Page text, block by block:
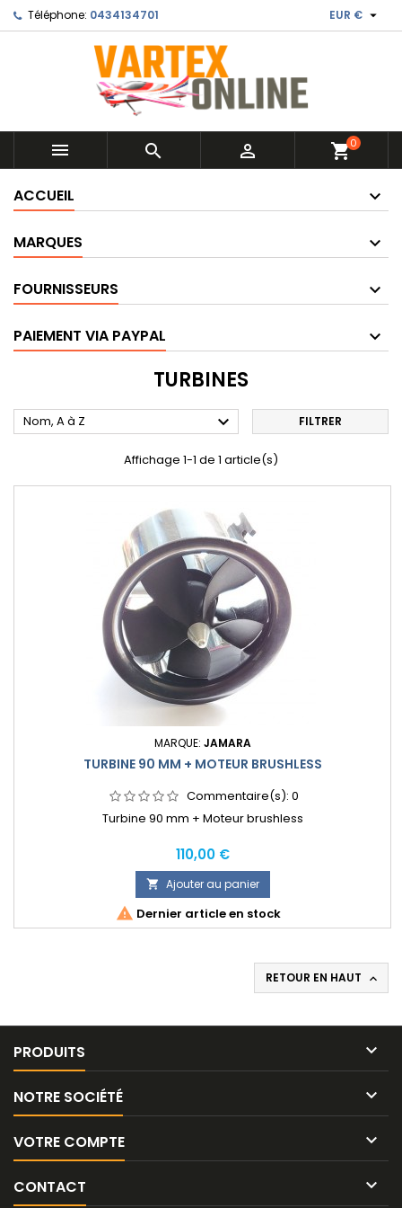
Téléphone: 0434134701 EUR € 
   shopping_cart0
ACCUEIL
MARQUES
FOURNISSEURS
PAIEMENT VIA PAYPAL
TURBINES
Nom, A à Z  FILTRER
Affichage 1-1 de 1 article(s)
MARQUE: JAMARA
TURBINE 90 MM + MOTEUR BRUSHLESS
Commentaire(s): 0
Turbine 90 mm + Moteur brushless
Prix
110,00 €
 Ajouter au panier
 Dernier article en stock
RETOUR EN HAUT 
PRODUITS 
NOTRE SOCIÉTÉ 
VOTRE COMPTE 
CONTACT 